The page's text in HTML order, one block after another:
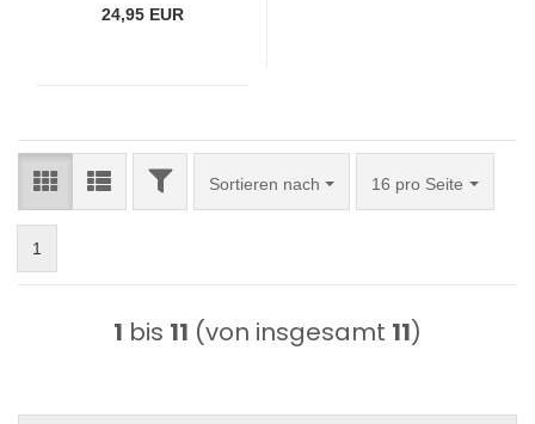
24,95 EUR
FILTERSortieren nach
Sortieren nach 16 pro Seite
pro Seite
1
1 bis 11 (von insgesamt 11)